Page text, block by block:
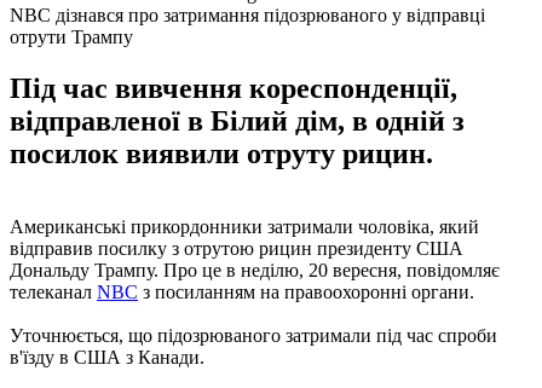
NBC дізнався про затримання підозрюваного у відправці
отрути Трампу
Під час вивчення кореспонденції,
відправленої в Білий дім, в одній з
посилок виявили отруту рицин.
Американські прикордонники затримали чоловіка, який
відправив посилку з отрутою рицин президенту США
Дональду Трампу. Про це в неділю, 20 вересня, повідомляє
телеканал NBC з посиланням на правоохоронні органи.
Уточнюється, що підозрюваного затримали під час спроби
в'їзду в США з Канади.